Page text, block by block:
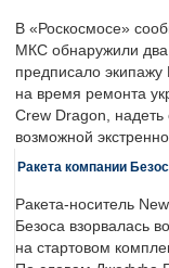
В «Роскосмосе»
МКС обнаружили два
предписало
на время ремонта
Crew Dragon,
возможной
Ракета компании
Ракета-носитель
Безоса взорвалась
на стартовом